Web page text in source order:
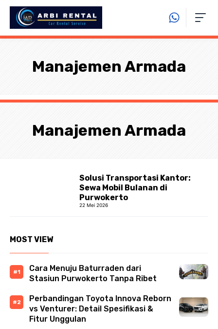
Langsung
Manajemen Armada
Manajemen Armada
Solusi Transportasi Kantor:
Sewa Mobil Bulanan di
Purwokerto
22 Mei 2026
MOST VIEW
Cara Menuju Baturraden dari
Stasiun Purwokerto Tanpa Ribet
Perbandingan Toyota Innova Reborn
vs Venturer: Detail Spesifikasi &
Fitur Unggulan